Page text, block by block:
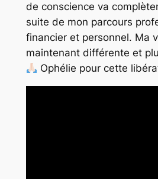
de conscience va
suite de mon parcours
financier et personnel. Ma
maintenant différente et
Ophélie pour cette